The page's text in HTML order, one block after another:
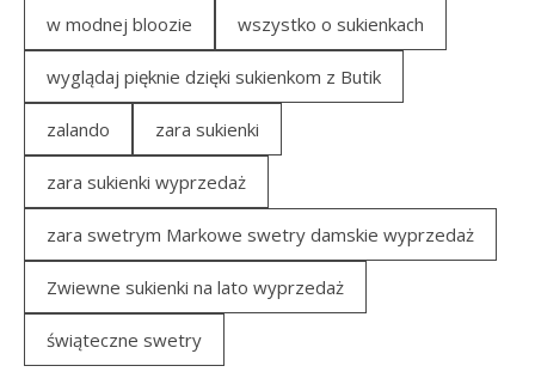
w modnej bloozie wszystko o sukienkach
wyglądaj pięknie dzięki sukienkom z Butik
zalando zara sukienki
zara sukienki wyprzedaż
zara swetrym Markowe swetry damskie wyprzedaż
Zwiewne sukienki na lato wyprzedaż
świąteczne swetry